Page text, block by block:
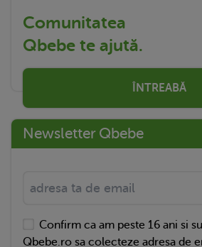
Comunitatea
Qbebe te ajută.
ÎNTREABĂ
Newsletter Qbebe
Confirm ca am peste 16 ani si
Qbebe.ro sa colecteze adresa de